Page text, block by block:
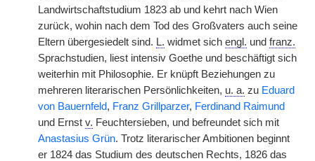
Landwirtschaftstudium 1823 ab und kehrt nach Wien
zurück, wohin nach dem Tod des Großvaters auch seine
Eltern übergesiedelt sind. L. widmet sich engl. und franz.
Sprachstudien, liest intensiv Goethe und beschäftigt sich
weiterhin mit Philosophie. Er knüpft Beziehungen zu
mehreren literarischen Persönlichkeiten, u. a. zu Eduard
von Bauernfeld, Franz Grillparzer, Ferdinand Raimund
und Ernst v. Feuchtersieben, und befreundet sich mit
Anastasius Grün. Trotz literarischer Ambitionen beginnt
er 1824 das Studium des deutschen Rechts, 1826 das